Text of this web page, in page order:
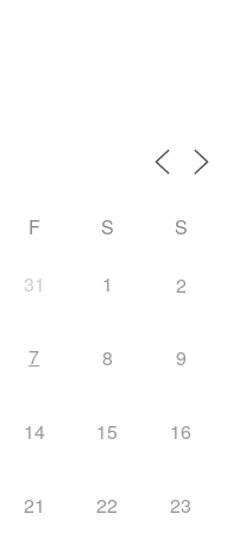
F S S
31 1 2
7 8 9
14 15 16
21 22 23